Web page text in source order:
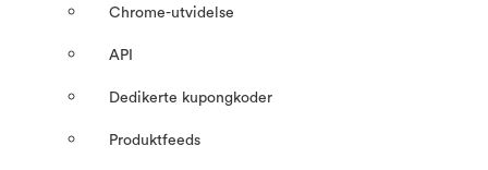
Chrome-utvidelse
API
Dedikerte kupongkoder
Produktfeeds